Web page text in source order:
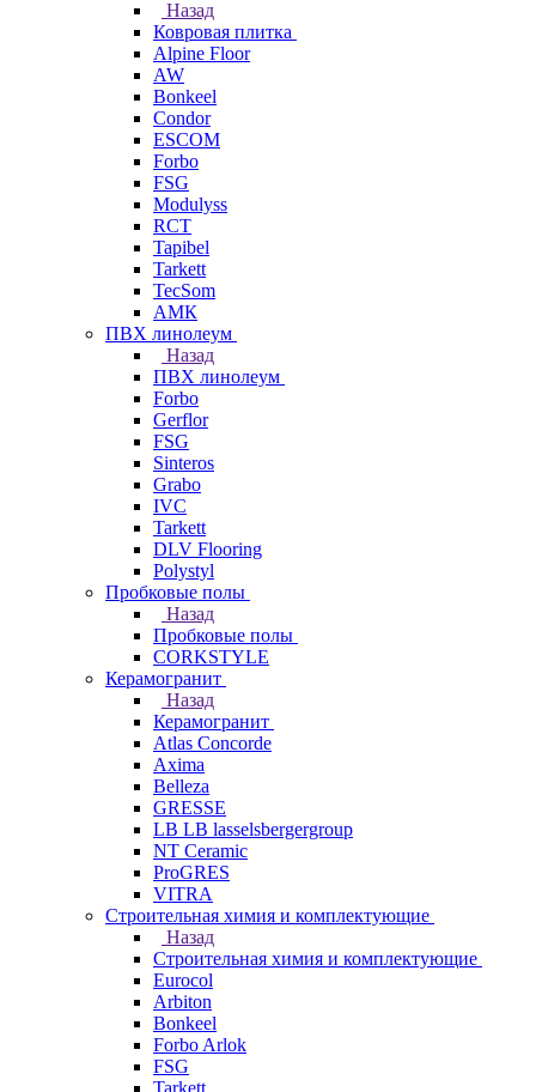
Назад
Ковровая плитка
Alpine Floor
AW
Bonkeel
Condor
ESCOM
Forbo
FSG
Modulyss
RCT
Tapibel
Tarkett
TecSom
АМК
ПВХ линолеум
Назад
ПВХ линолеум
Forbo
Gerflor
FSG
Sinteros
Grabo
IVC
Tarkett
DLV Flooring
Polystyl
Пробковые полы
Назад
Пробковые полы
CORKSTYLE
Керамогранит
Назад
Керамогранит
Atlas Concorde
Axima
Belleza
GRESSE
LB LB lasselsbergergroup
NT Ceramic
ProGRES
VITRA
Строительная химия и комплектующие
Назад
Строительная химия и комплектующие
Eurocol
Arbiton
Bonkeel
Forbo Arlok
FSG
Tarkett